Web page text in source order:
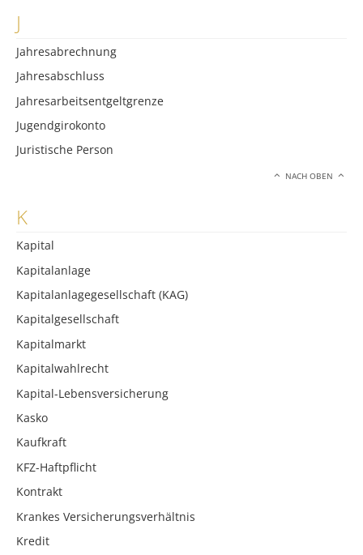
J
Jahresabrechnung
Jahresabschluss
Jahresarbeitsentgeltgrenze
Jugendgirokonto
Juristische Person
NACH OBEN
K
Kapital
Kapitalanlage
Kapitalanlagegesellschaft (KAG)
Kapitalgesellschaft
Kapitalmarkt
Kapitalwahlrecht
Kapital-Lebensversicherung
Kasko
Kaufkraft
KFZ-Haftpflicht
Kontrakt
Krankes Versicherungsverhältnis
Kredit